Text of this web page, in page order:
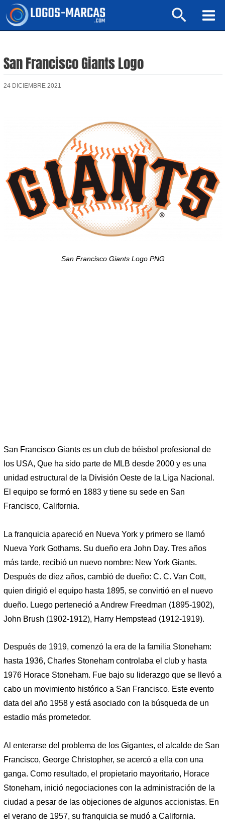
Buscar
San Francisco Giants Logo
24 DICIEMBRE 2021
San Francisco Giants Logo PNG
San Francisco Giants es un club de béisbol profesional de
los USA, Que ha sido parte de MLB desde 2000 y es una
unidad estructural de la División Oeste de la Liga Nacional.
El equipo se formó en 1883 y tiene su sede en San
Francisco, California.
La franquicia apareció en Nueva York y primero se llamó
Nueva York Gothams. Su dueño era John Day. Tres años
más tarde, recibió un nuevo nombre: New York Giants.
Después de diez años, cambió de dueño: C. C. Van Cott,
quien dirigió el equipo hasta 1895, se convirtió en el nuevo
dueño. Luego perteneció a Andrew Freedman (1895-1902),
John Brush (1902-1912), Harry Hempstead (1912-1919).
Después de 1919, comenzó la era de la familia Stoneham:
hasta 1936, Charles Stoneham controlaba el club y hasta
1976 Horace Stoneham. Fue bajo su liderazgo que se llevó a
cabo un movimiento histórico a San Francisco. Este evento
data del año 1958 y está asociado con la búsqueda de un
estadio más prometedor.
Al enterarse del problema de los Gigantes, el alcalde de San
Francisco, George Christopher, se acercó a ella con una
ganga. Como resultado, el propietario mayoritario, Horace
Stoneham, inició negociaciones con la administración de la
ciudad a pesar de las objeciones de algunos accionistas. En
el verano de 1957, su franquicia se mudó a California.